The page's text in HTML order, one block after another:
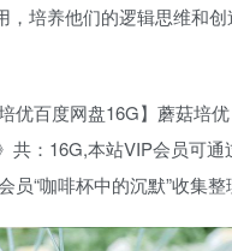
，培养他们的逻辑思维和创
优百度网盘16G】蘑菇培
共：16G,本站VIP会员可通
员“咖啡杯中的沉默”收集整